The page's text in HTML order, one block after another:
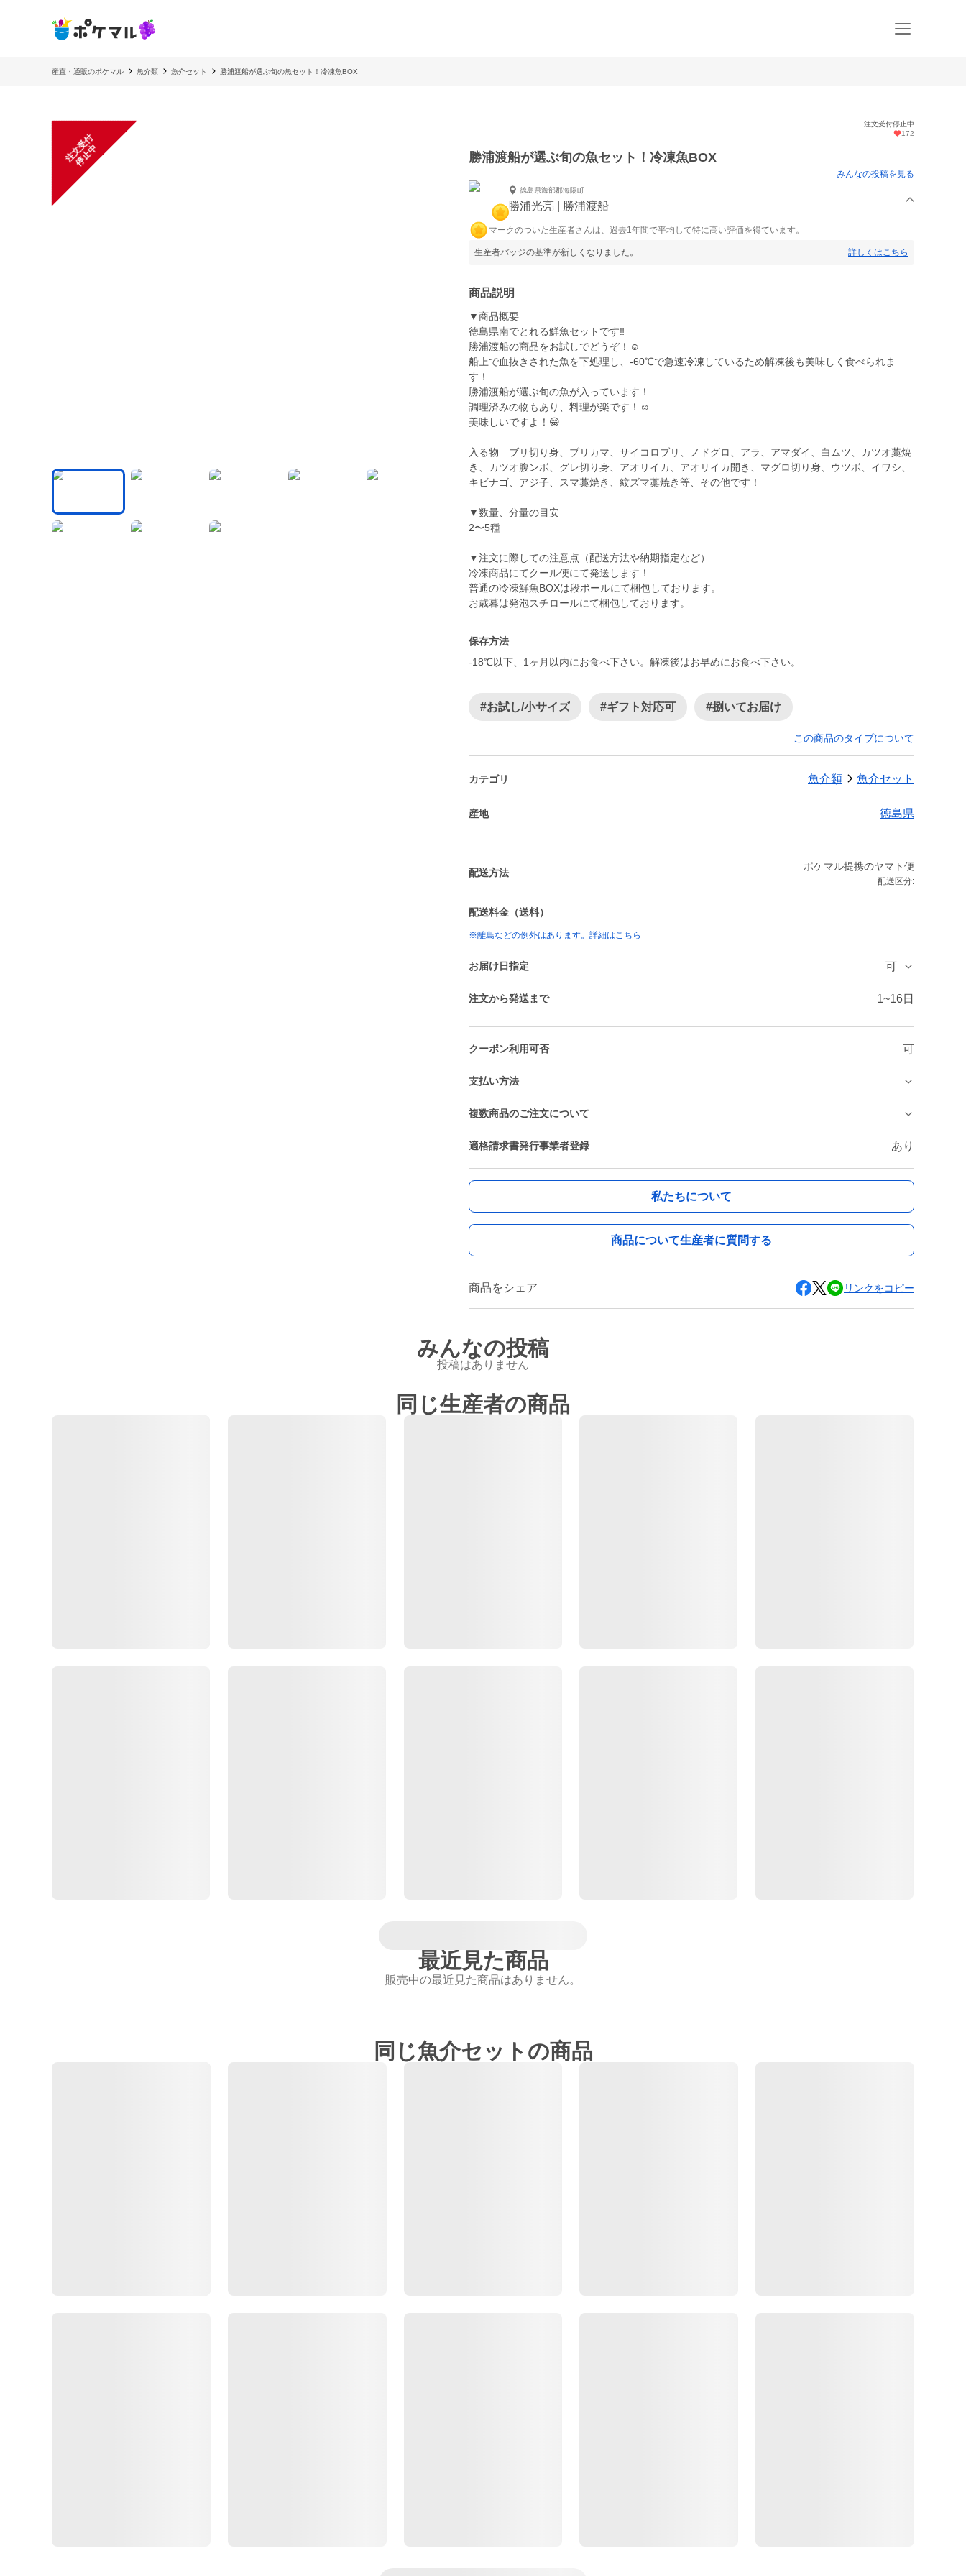
産直・通販のポケマル 魚介類 魚介セット 勝浦渡船が選ぶ旬の魚セット！冷凍魚BOX
注
文
受
付
停
止
中
注文受付停止中
172
勝浦渡船が選ぶ旬の魚セット！冷凍魚BOX
みんなの投稿を見る
徳島県海部郡海陽町
勝浦光亮 | 勝浦渡船
マークのついた生産者さんは、過去1年間で平均して特に高い評価を得ています。
生産者バッジの基準が新しくなりました。 詳しくはこちら
商品説明
▼商品概要
徳島県南でとれる鮮魚セットです‼️
勝浦渡船の商品をお試しでどうぞ！☺️
船上で血抜きされた魚を下処理し、-60℃で急速冷凍しているため解凍後も美味しく食べられま
す！
勝浦渡船が選ぶ旬の魚が入っています！
調理済みの物もあり、料理が楽です！☺️
美味しいですよ！😁
入る物 ブリ切り身、ブリカマ、サイコロブリ、ノドグロ、アラ、アマダイ、白ムツ、カツオ藁焼
き、カツオ腹ンボ、グレ切り身、アオリイカ、アオリイカ開き、マグロ切り身、ウツボ、イワシ、
キビナゴ、アジ子、スマ藁焼き、紋ズマ藁焼き等、その他です！
▼数量、分量の目安
2〜5種
▼注文に際しての注意点（配送方法や納期指定など）
冷凍商品にてクール便にて発送します！
普通の冷凍鮮魚BOXは段ボールにて梱包しております。
お歳暮は発泡スチロールにて梱包しております。
保存方法
-18℃以下、1ヶ月以内にお食べ下さい。解凍後はお早めにお食べ下さい。
#お試し/小サイズ #ギフト対応可 #捌いてお届け
この商品のタイプについて
カテゴリ 魚介類 魚介セット
産地 徳島県
配送方法
ポケマル提携のヤマト便
配送区分:
配送料金（送料）
※離島などの例外はあります。詳細はこちら
お届け日指定 可
注文から発送まで 1~16日
クーポン利用可否 可
支払い方法
複数商品のご注文について
適格請求書発行事業者登録 あり
私たちについて
商品について生産者に質問する
商品をシェア リンクをコピー
みんなの投稿
投稿はありません
同じ生産者の商品
最近見た商品
販売中の最近見た商品はありません。
同じ魚介セットの商品